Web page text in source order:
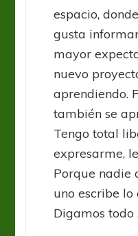
espacio,
gusta
mayor
nuevo
aprendiendo.
también se
Tengo total
expresarme,
Porque nadie
uno escribe lo
Digamos todo